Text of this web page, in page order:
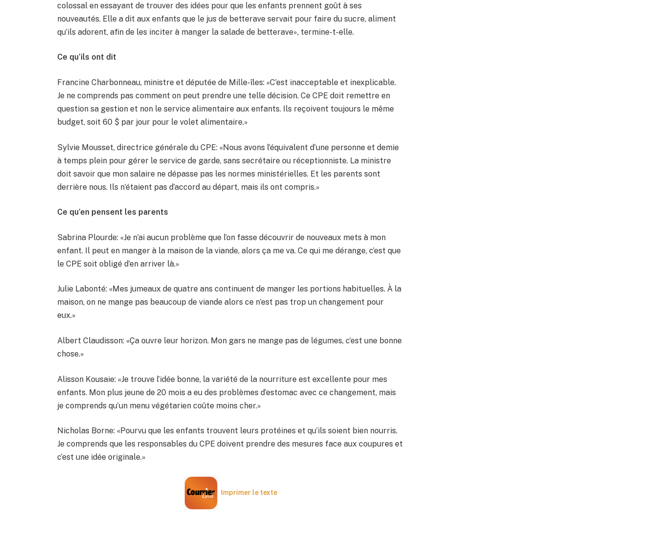
colossal en essayant de trouver des idées pour que les enfants prennent goût à ses
nouveautés. Elle a dit aux enfants que le jus de betterave servait pour faire du sucre, aliment
qu’ils adorent, afin de les inciter à manger la salade de betterave», termine-t-elle.
Ce qu’ils ont dit
Francine Charbonneau, ministre et députée de Mille-îles: «C’est inacceptable et inexplicable.
Je ne comprends pas comment on peut prendre une telle décision. Ce CPE doit remettre en
question sa gestion et non le service alimentaire aux enfants. Ils reçoivent toujours le même
budget, soit 60 $ par jour pour le volet alimentaire.»
Sylvie Mousset, directrice générale du CPE: «Nous avons l’équivalent d’une personne et demie
à temps plein pour gérer le service de garde, sans secrétaire ou réceptionniste. La ministre
doit savoir que mon salaire ne dépasse pas les normes ministérielles. Et les parents sont
derrière nous. Ils n’étaient pas d’accord au départ, mais ils ont compris.»
Ce qu’en pensent les parents
Sabrina Plourde: «Je n’ai aucun problème que l’on fasse découvrir de nouveaux mets à mon
enfant. Il peut en manger à la maison de la viande, alors ça me va. Ce qui me dérange, c’est que
le CPE soit obligé d’en arriver là.»
Julie Labonté: «Mes jumeaux de quatre ans continuent de manger les portions habituelles. À la
maison, on ne mange pas beaucoup de viande alors ce n’est pas trop un changement pour
eux.»
Albert Claudisson: «Ça ouvre leur horizon. Mon gars ne mange pas de légumes, c’est une bonne
chose.»
Alisson Kousaie: «Je trouve l’idée bonne, la variété de la nourriture est excellente pour mes
enfants. Mon plus jeune de 20 mois a eu des problèmes d’estomac avec ce changement, mais
je comprends qu’un menu végétarien coûte moins cher.»
Nicholas Borne: «Pourvu que les enfants trouvent leurs protéines et qu’ils soient bien nourris.
Je comprends que les responsables du CPE doivent prendre des mesures face aux coupures et
c’est une idée originale.»
Imprimer le texte